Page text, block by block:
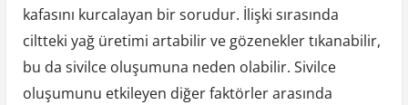
kafasını kurcalayan bir sorudur. İlişki sırasında
ciltteki yağ üretimi artabilir ve gözenekler tıkanabilir,
bu da sivilce oluşumuna neden olabilir. Sivilce
oluşumunu etkileyen diğer faktörler arasında